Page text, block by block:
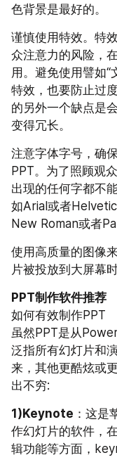
色背景是最好的。
谨慎使用特效。特
众注意力的风险，
用。避免使用譬如
特效，也要防止过
的另外一个缺点是
变得冗长。
注意字体字号，确
PPT。为了照顾观
出现的任何字都不
如Arial或者
New Roman或者
使用高质量的图像
片被投放到大屏幕
PPT制作软件推荐
如何有效制作PPT
虽然PPT是从
泛指所有幻灯片和
来，其他更酷炫或
出不穷:
1)Keynote ：这是
作幻灯片的软件，
辑功能等方面，